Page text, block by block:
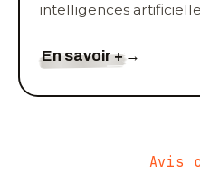
intelligences
En savoir +→
Avis